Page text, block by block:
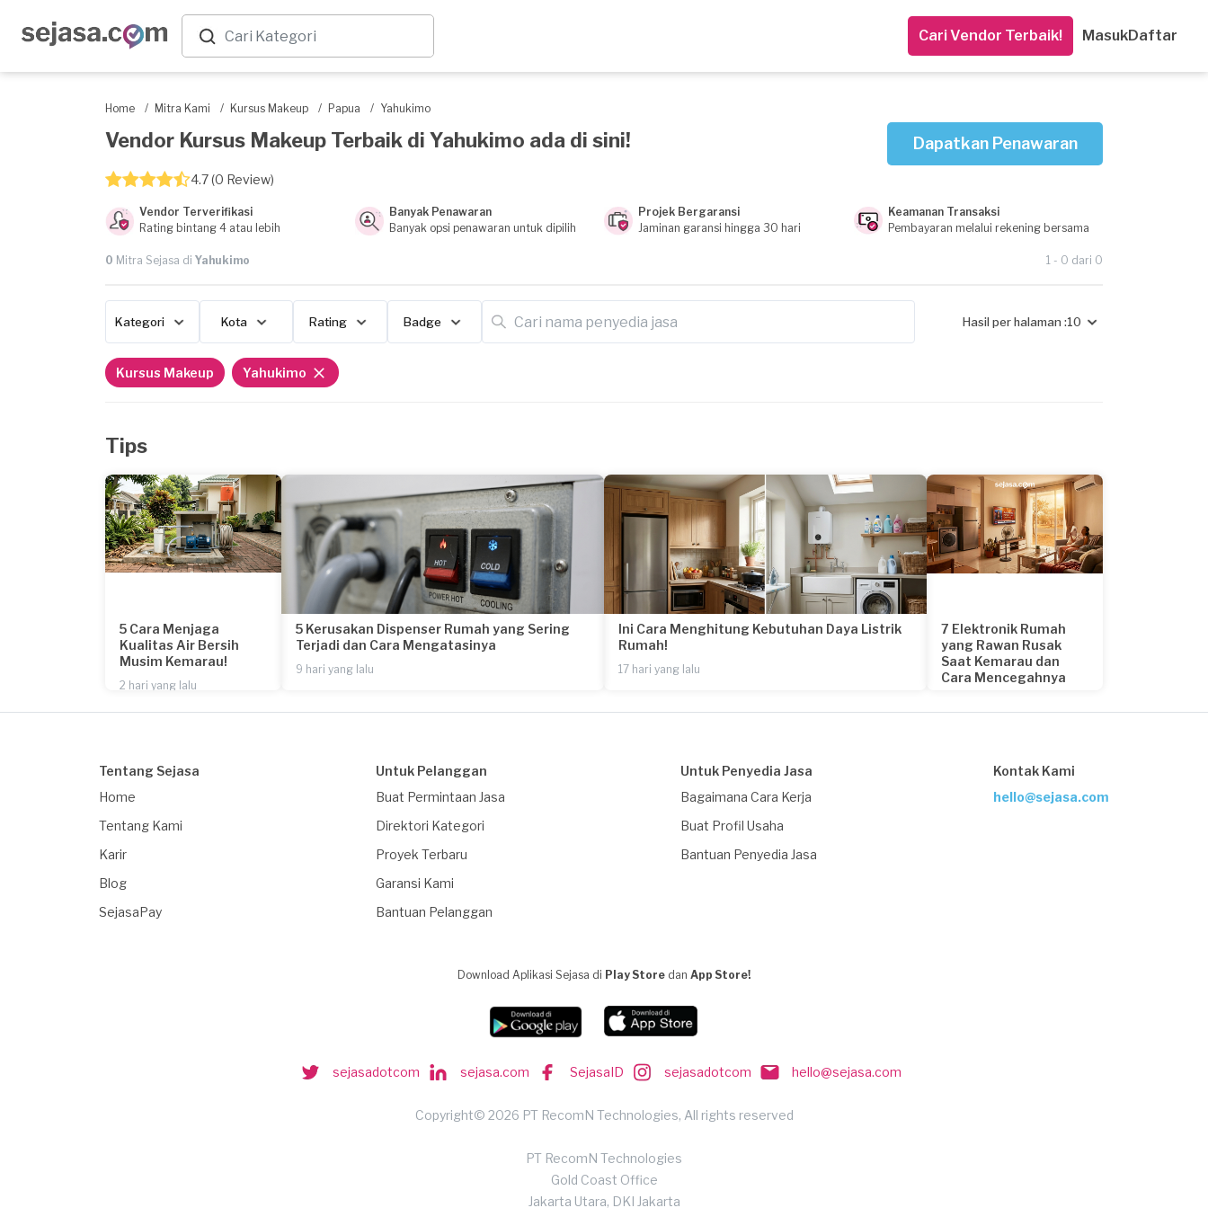
Cari Vendor Terbaik! MasukDaftar
Home / Mitra Kami / Kursus Makeup / Papua / Yahukimo
Vendor Kursus Makeup Terbaik di Yahukimo ada di sini!
4.7 (0 Review)
Dapatkan Penawaran
Vendor Terverifikasi
Rating bintang 4 atau lebih
Banyak Penawaran
Banyak opsi penawaran untuk dipilih
Projek Bergaransi
Jaminan garansi hingga 30 hari
Keamanan Transaksi
Pembayaran melalui rekening bersama
0 Mitra Sejasa di Yahukimo 1 - 0 dari 0
Kategori Kota Rating Badge Hasil per halaman :10
Kursus Makeup Yahukimo
Tips
5 Cara Menjaga
Kualitas Air Bersih
Musim Kemarau!
2 hari yang lalu
5 Kerusakan Dispenser Rumah yang Sering
Terjadi dan Cara Mengatasinya
9 hari yang lalu
Ini Cara Menghitung Kebutuhan Daya Listrik
Rumah!
17 hari yang lalu
7 Elektronik Rumah
yang Rawan Rusak
Saat Kemarau dan
Cara Mencegahnya
Tentang Sejasa
Home
Tentang Kami
Karir
Blog
SejasaPay
Untuk Pelanggan
Buat Permintaan Jasa
Direktori Kategori
Proyek Terbaru
Garansi Kami
Bantuan Pelanggan
Untuk Penyedia Jasa
Bagaimana Cara Kerja
Buat Profil Usaha
Bantuan Penyedia Jasa
Kontak Kami
hello@sejasa.com
Download Aplikasi Sejasa di Play Store dan App Store!
sejasadotcom sejasa.com SejasaID sejasadotcom hello@sejasa.com
Copyright© 2026 PT RecomN Technologies, All rights reserved
PT RecomN Technologies
Gold Coast Office
Jakarta Utara, DKI Jakarta